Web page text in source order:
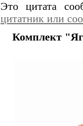
Это цитата
цитатник или
Комплект